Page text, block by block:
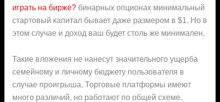
играть на бирже? бинарных опционах минимальный
стартовый капитал бывает даже размером в $1. Но в
этом случае и доход ваш будет столь же минимален.
Такие вложения не нанесут значительного ущерба
семейному и личному бюджету пользователя в
случае проигрыша. Торговые платформы имеют
много различий, но работают по общей схеме.